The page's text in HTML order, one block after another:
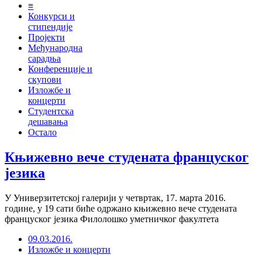
≡
Конкурси и
стипендије
Пројекти
Међународна
сарадња
Конференције и
скупови
Изложбе и
концерти
Студентска
дешавања
Остало
Књижевно вече студената француског
језика
У Универзитетској галерији у четвртак, 17. марта 2016.
године, у 19 сати биће одржано књижевно вече студената
француског језика Филолошко уметничког факултета
09.03.2016.
Изложбе и концерти